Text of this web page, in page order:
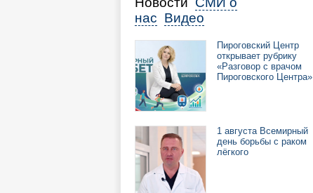
нас Видео
Пироговский Центр
открывает рубрику
«Разговор с врачом
Пироговского Центра»
1 августа Всемирный
день борьбы с раком
лёгкого